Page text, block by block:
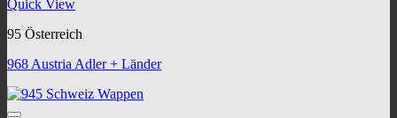
Quick View
95 Österreich
968 Austria Adler + Länder